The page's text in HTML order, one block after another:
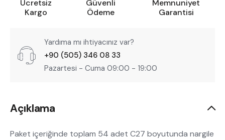
Ücretsiz
Kargo
Güvenli
Ödeme
Memnuniyet
Garantisi
Yardıma mı ihtiyacınız var?
+90 (505) 346 08 33
Pazartesi - Cuma 09:00 - 19:00
Açıklama
Paket içeriğinde toplam 54 adet C27 boyutunda nargile